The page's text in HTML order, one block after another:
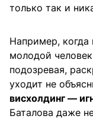
только так и
Например,
молодой
подозревая,
уходит не
висхолдинг —
Баталова даже